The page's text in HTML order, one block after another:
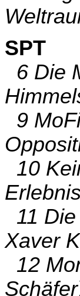
SPT
6 Die
9
10
11
Xaver
12